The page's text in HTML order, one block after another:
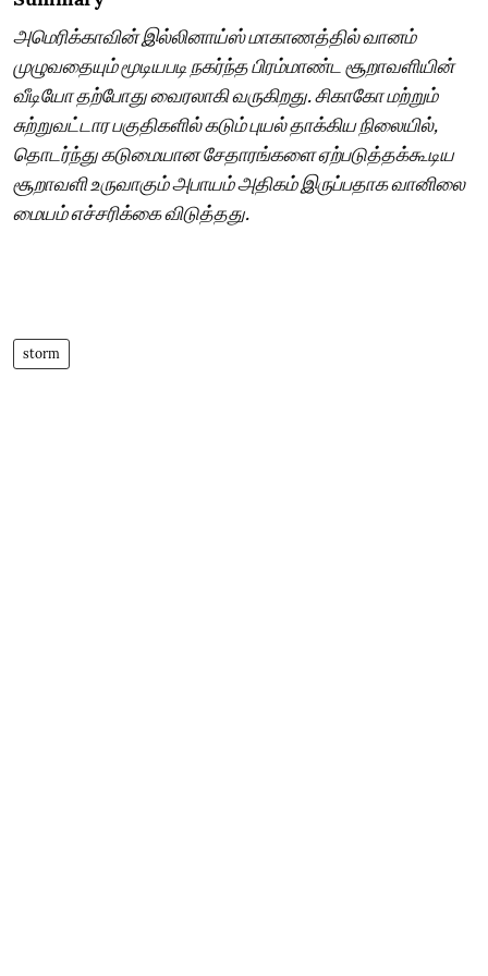
அமெரிக்காவின் இல்லினாய்ஸ் மாகாணத்தில் வானம்
முழுவதையும் மூடியபடி நகர்ந்த பிரம்மாண்ட சூறாவளியின்
வீடியோ தற்போது வைரலாகி வருகிறது. சிகாகோ மற்றும்
சுற்றுவட்டார பகுதிகளில் கடும் புயல் தாக்கிய நிலையில்,
தொடர்ந்து கடுமையான சேதாரங்களை ஏற்படுத்தக்கூடிய
சூறாவளி உருவாகும் அபாயம் அதிகம் இருப்பதாக வானிலை
மையம் எச்சரிக்கை விடுத்தது.
storm